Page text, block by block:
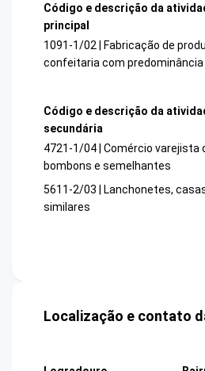
Código e descrição da
principal
1091-1/02 | Fabricação de
confeitaria com predominância
Código e descrição da
secundária
4721-1/04 | Comércio varejista
bombons e semelhantes
5611-2/03 | Lanchonetes,
similares
Localização e contato